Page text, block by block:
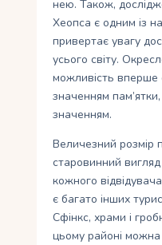
нею. Також,
Хеопса є одним із
привертає увагу
усього світу.
можливість вперше
значенням пам’ятки,
значенням.
Величезний розмір
старовинний
кожного
є багато інших
Сфінкс, храми і
цьому районі можна